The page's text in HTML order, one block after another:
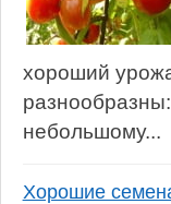
хороший
небольшому...
Хорошие